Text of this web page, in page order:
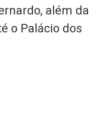
além da
o Palácio dos